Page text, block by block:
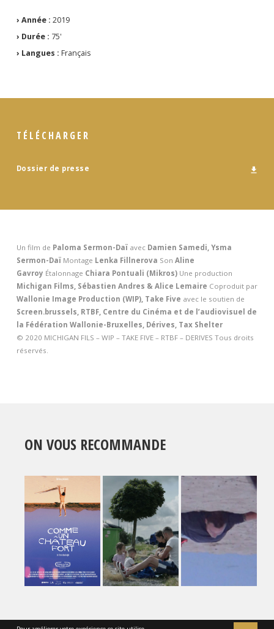
› Année : 2019
› Durée : 75'
› Langues : Français
TÉLÉCHARGER
Dossier de presse
Un film de Paloma Sermon-Daï avec Damien Samedi, Ysma
Sermon-Daï Montage Lenka Fillnerova Son Aline
Gavroy Étalonnage Chiara Pontuali (Mikros) Une production
Michigan Films, Sébastien Andres & Alice Lemaire Coproduit par
Wallonie Image Production (WIP), Take Five avec le soutien de
Screen.brussels, RTBF, Centre du Cinéma et de l’audiovisuel de
la Fédération Wallonie-Bruxelles, Dérives, Tax Shelter
© 2020 MICHIGAN FILS – WIP – TAKE FIVE – RTBF – DERIVES Tous droits
réservés.
ON VOUS RECOMMANDE